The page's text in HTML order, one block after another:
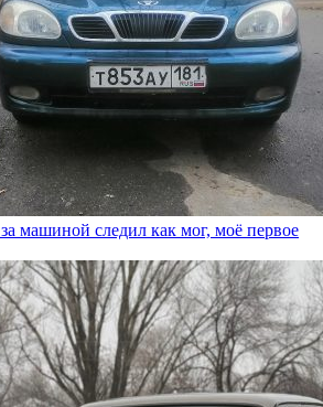
машиной следил как мог, моё первое